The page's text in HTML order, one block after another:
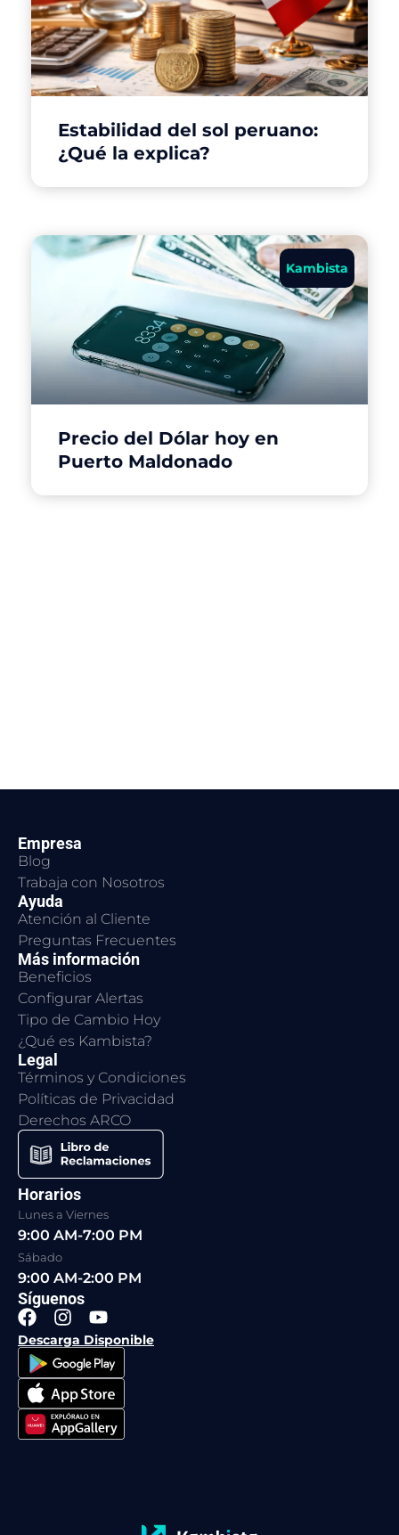
Estabilidad del sol peruano:
¿Qué la explica?
Kambista
Precio del Dólar hoy en
Puerto Maldonado
Empresa
Blog
Trabaja con Nosotros
Ayuda
Atención al Cliente
Preguntas Frecuentes
Más información
Beneficios
Configurar Alertas
Tipo de Cambio Hoy
¿Qué es Kambista?
Legal
Términos y Condiciones
Políticas de Privacidad
Derechos ARCO
Horarios
Lunes a Viernes
9:00 AM-7:00 PM
Sábado
9:00 AM-2:00 PM
Síguenos
F
a
c
e
b
o
o
k
I
n
s
t
a
g
r
a
Y
o
u
t
u
b
e
Descarga Disponible